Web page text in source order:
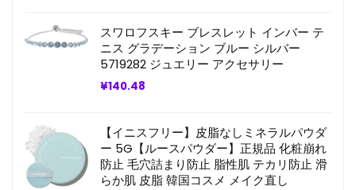
スワロフスキー ブレスレット インバー テ
ニス グラデーション ブルー シルバー
5719282 ジュエリー アクセサリー
¥140.48
【イニスフリー】皮脂なしミネラルパウダ
ー 5G【ルースパウダー】正規品 化粧崩れ
防止 毛穴詰まり防止 脂性肌 テカリ防止 滑
らか肌 皮脂 韓国コスメ メイク直し